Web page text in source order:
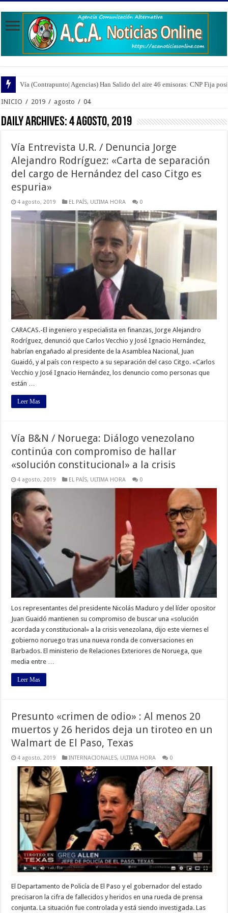
Vía (Contrapunto| Agencias) Han Salido del aire 46 emisoras: CNP Fija
INICIO / 2019 / agosto / 04
Daily Archives:4 agosto, 2019
Vía Entrevista U.R. / Denuncia Jorge
Alejandro Rodríguez: «Carta de separación
del cargo de Hernández del caso Citgo es
espuria»
4 agosto, 2019 EL PAÍS, ULTIMA HORA 0
CARACAS.-El ingeniero y especialista en finanzas, Jorge Alejandro
Rodríguez, denunció que Carlos Vecchio y José Ignacio Hernández,
habrían engañado al presidente de la Asamblea Nacional, Juan
Guaidó, y al país con respecto a su separación del caso Citgo. «Carlos
Vecchio y José Ignacio Hernández, los denuncio como personas que
están …
Leer Mas
Vía B&N / Noruega: Diálogo venezolano
continúa con compromiso de hallar
«solución constitucional» a la crisis
4 agosto, 2019 EL PAÍS, ULTIMA HORA 0
Los representantes del presidente Nicolás Maduro y del líder opositor
Juan Guaidó mantienen su compromiso de buscar una «solución
acordada y constitucional» a la crisis venezolana, dijo este viernes el
gobierno noruego tras una nueva ronda de conversaciones en
Barbados. El ministerio de Relaciones Exteriores de Noruega, que
media entre …
Leer Mas
Presunto «crimen de odio» : Al menos 20
muertos y 26 heridos deja un tiroteo en un
Walmart de El Paso, Texas
4 agosto, 2019 INTERNACIONALES, ULTIMA HORA 0
El Departamento de Policía de El Paso y el gobernador del estado
precisaron la cifra de fallecidos y heridos en una rueda de prensa
conjunta. La situación fue controlada y está siendo investigada. Las